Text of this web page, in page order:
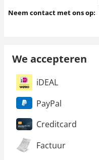
Neem contact met ons op:
We accepteren
iDEAL
PayPal
Creditcard
Factuur